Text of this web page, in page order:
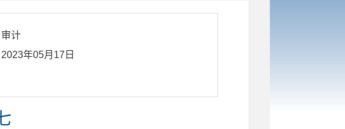
审计
2023年05月17日